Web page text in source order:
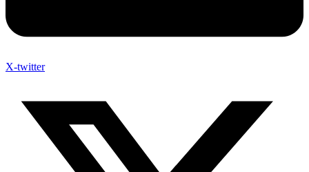
X-twitter